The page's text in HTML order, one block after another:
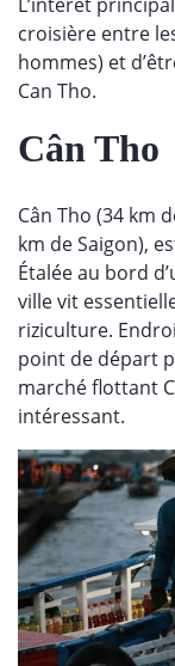
croisière entre
hommes) et
Can Tho.
Cân Tho
Cân Tho (34 km
km de Saigon),
Étalée au bord
ville vit
riziculture.
point de départ
marché flottant
intéressant.